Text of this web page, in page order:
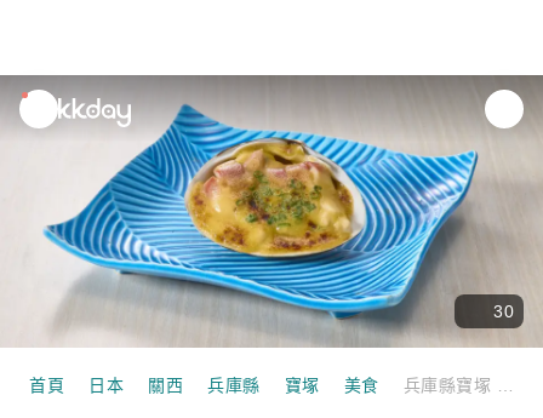
unread
notifications
30
首頁 日本 關西 兵庫縣 寶塚 美食